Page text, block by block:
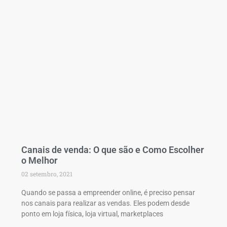
Canais de venda: O que são e Como Escolher
o Melhor
02 setembro, 2021
Quando se passa a empreender online, é preciso pensar
nos canais para realizar as vendas. Eles podem desde
ponto em loja física, loja virtual, marketplaces